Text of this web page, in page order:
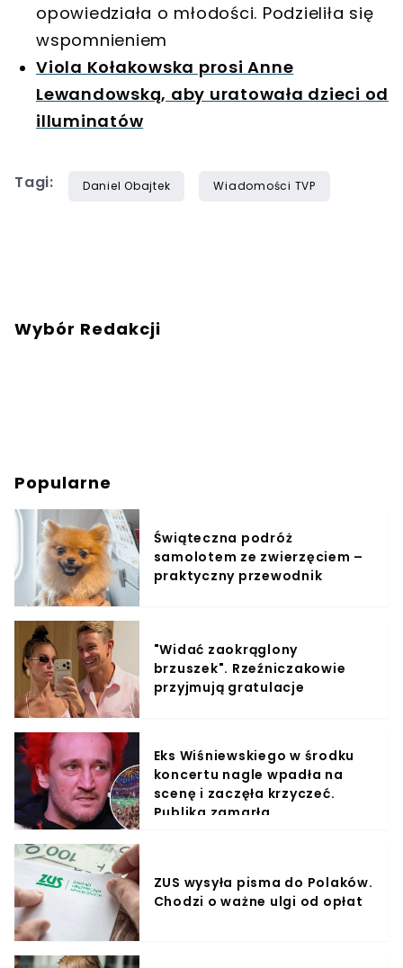
opowiedziała o młodości. Podzieliła się
wspomnieniem
Viola Kołakowska prosi Anne
Lewandowską, aby uratowała dzieci od
illuminatów
Tagi: Daniel Obajtek Wiadomości TVP
Wybór Redakcji
Popularne
Świąteczna podróż
samolotem ze zwierzęciem –
praktyczny przewodnik
"Widać zaokrąglony
brzuszek". Rzeźniczakowie
przyjmują gratulacje
Eks Wiśniewskiego w środku
koncertu nagle wpadła na
scenę i zaczęła krzyczeć.
Publika zamarła
ZUS wysyła pisma do Polaków.
Chodzi o ważne ulgi od opłat